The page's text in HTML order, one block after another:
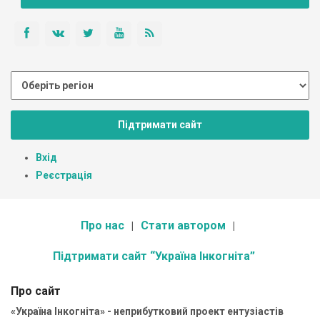
Підтримати сайт
Вхід
Реєстрація
Про нас Стати автором
Підтримати сайт “Україна Інкогніта”
Про сайт
«Україна Інкогніта» - неприбутковий проект ентузіастів